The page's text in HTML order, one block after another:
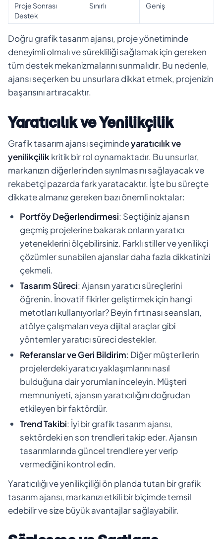
Proje Sonrası
Destek
Sınırlı Geniş
Doğru grafik tasarım ajansı, proje yönetiminde
deneyimli olmalı ve sürekliliği sağlamak için gereken
tüm destek mekanizmalarını sunmalıdır. Bu nedenle,
ajansı seçerken bu unsurlara dikkat etmek, projenizin
başarısını artıracaktır.
Yaratıcılık ve Yenilikçilik
Grafik tasarım ajansı seçimindeyaratıcılık ve
yenilikçilik kritik bir rol oynamaktadır. Bu unsurlar,
markanızın diğerlerinden sıyrılmasını sağlayacak ve
rekabetçi pazarda fark yaratacaktır. İşte bu süreçte
dikkate almanız gereken bazı önemli noktalar:
Portföy Değerlendirmesi: Seçtiğiniz ajansın
geçmiş projelerine bakarak onların yaratıcı
yeteneklerini ölçebilirsiniz. Farklı stiller ve yenilikçi
çözümler sunabilen ajanslar daha fazla dikkatinizi
çekmeli.
Tasarım Süreci: Ajansın yaratıcı süreçlerini
öğrenin. İnovatif fikirler geliştirmek için hangi
metotları kullanıyorlar? Beyin fırtınası seansları,
atölye çalışmaları veya dijital araçlar gibi
yöntemler yaratıcı süreci destekler.
Referanslar ve Geri Bildirim: Diğer müşterilerin
projelerdeki yaratıcı yaklaşımlarını nasıl
bulduğuna dair yorumları inceleyin. Müşteri
memnuniyeti, ajansın yaratıcılığını doğrudan
etkileyen bir faktördür.
Trend Takibi: İyi bir grafik tasarım ajansı,
sektördeki en son trendleri takip eder. Ajansın
tasarımlarında güncel trendlere yer verip
vermediğini kontrol edin.
Yaratıcılığı ve yenilikçiliği ön planda tutan bir grafik
tasarım ajansı, markanızı etkili bir biçimde temsil
edebilir ve size büyük avantajlar sağlayabilir.